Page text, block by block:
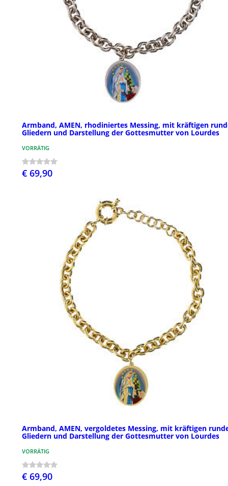
Armband, AMEN, rhodiniertes Messing, mit kräftigen
Gliedern und Darstellung der Gottesmutter von Lourdes
VORRÄTIG
€ 69,90
Armband, AMEN, vergoldetes Messing, mit kräftigen
Gliedern und Darstellung der Gottesmutter von Lourdes
VORRÄTIG
€ 69,90